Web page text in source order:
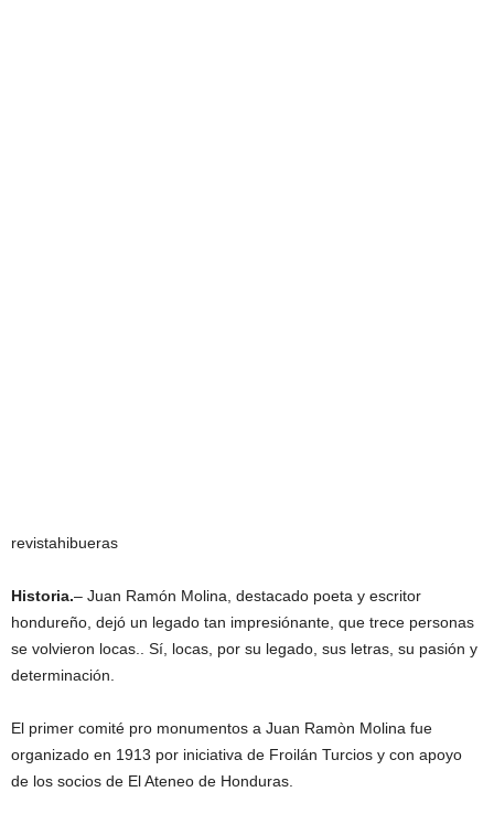
revistahibueras
Historia.– Juan Ramón Molina, destacado poeta y escritor
hondureño, dejó un legado tan impresiónante, que trece personas
se volvieron locas.. Sí, locas, por su legado, sus letras, su pasión y
determinación.
El primer comité pro monumentos a Juan Ramòn Molina fue
organizado en 1913 por iniciativa de Froilán Turcios y con apoyo
de los socios de El Ateneo de Honduras.